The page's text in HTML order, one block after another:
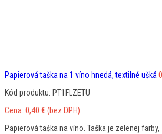
Papierová taška na 1 víno hnedá, textilné ušká
Kód produktu: PT1FLZETU
Cena: 0,40 €(bez DPH)
Papierová taška na víno. Taška je zelenej